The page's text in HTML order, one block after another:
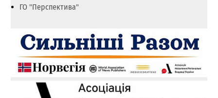
ГО "Перспектива"